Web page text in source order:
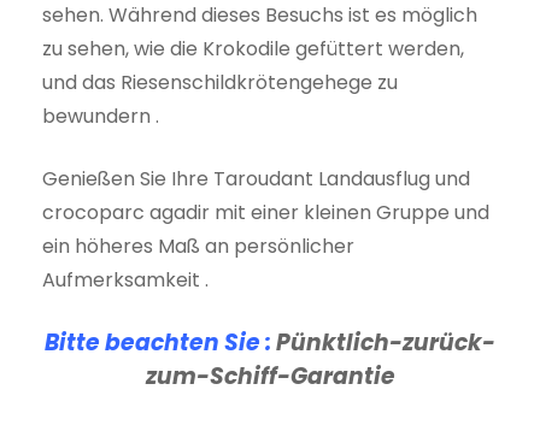
sehen. Während dieses Besuchs ist es möglich
zu sehen, wie die Krokodile gefüttert werden,
und das Riesenschildkrötengehege zu
bewundern .
Genießen Sie Ihre Taroudant Landausflug und
crocoparc agadir mit einer kleinen Gruppe und
ein höheres Maß an persönlicher
Aufmerksamkeit .
Bitte beachten Sie :Pünktlich-zurück-
zum-Schiff-Garantie